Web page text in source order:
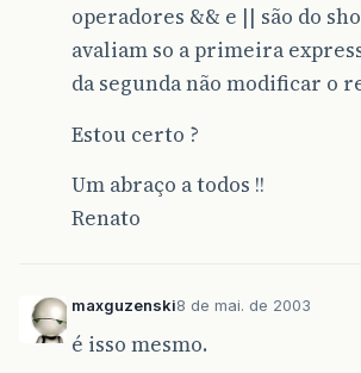
operadores && e || são do
avaliam so a primeira
da segunda não modificar o
Estou certo ?
Um abraço a todos !!
Renato
maxguzenski8 de mai. de 2003
é isso mesmo.